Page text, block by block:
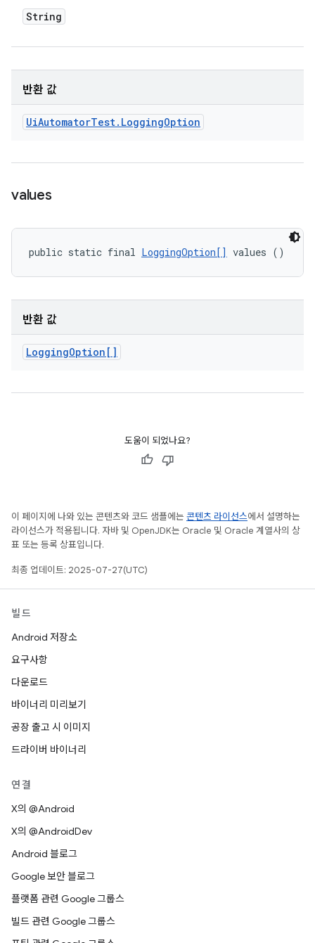
String
반환 값
UiAutomatorTest. LoggingOption
values
public static final LoggingOption[] values ()
반환 값
LoggingOption[]
도움이 되었나요?
이 페이지에 나와 있는 콘텐츠와 코드 샘플에는 콘텐츠 라이선스에서 설명하는
라이선스가 적용됩니다. 자바 및 OpenJDK는 Oracle 및 Oracle 계열사의 상
표 또는 등록 상표입니다.
최종 업데이트: 2025-07-27(UTC)
빌드
Android 저장소
요구사항
다운로드
바이너리 미리보기
공장 출고 시 이미지
드라이버 바이너리
연결
X의 @Android
X의 @AndroidDev
Android 블로그
Google 보안 블로그
플랫폼 관련 Google 그룹스
빌드 관련 Google 그룹스